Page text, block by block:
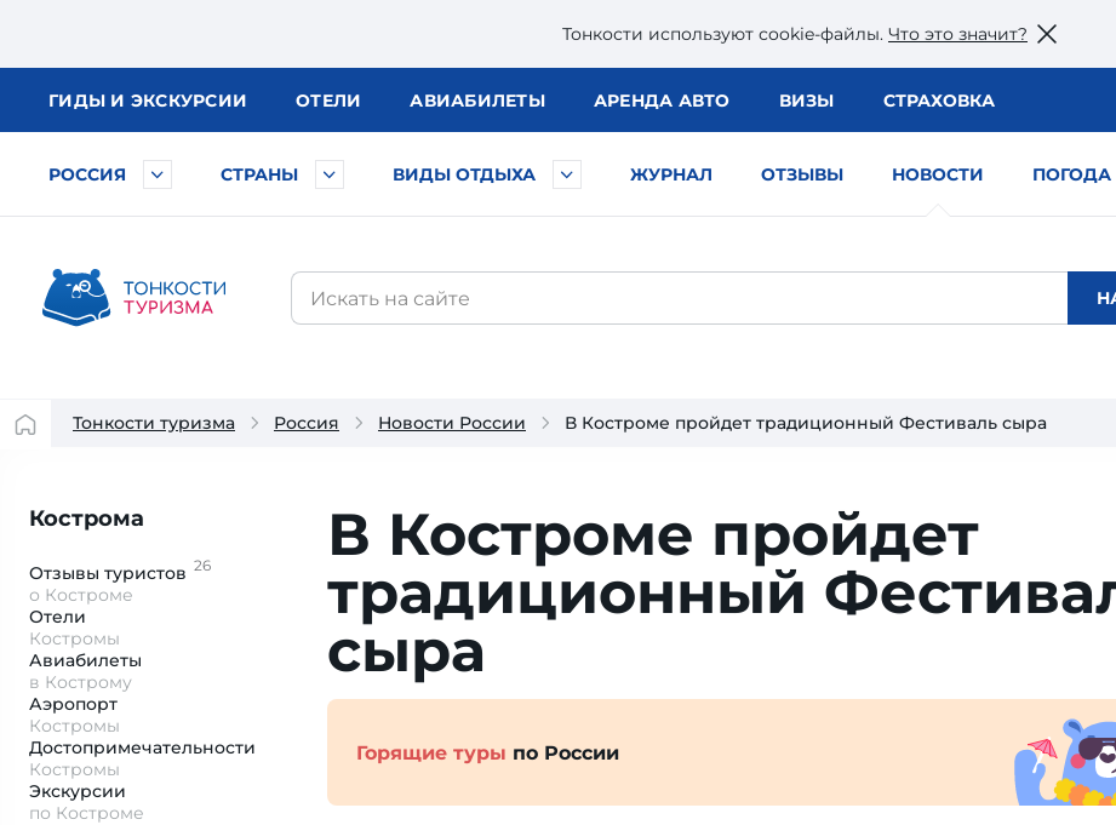
Тонкости используют сookie-файлы. Что это значит?
ГИДЫ И ЭКСКУРСИИ ОТЕЛИ АВИАБИЛЕТЫ АРЕНДА АВТО ВИЗЫ СТРАХОВКА
РОССИЯ СТРАНЫ ВИДЫ ОТДЫХА ЖУРНАЛ ОТЗЫВЫ НОВОСТИ ПОГОДА
Тонкости туризма Россия Новости России В Костроме пройдет традиционный Фестиваль сыра
Кострома
Отзывы туристов 26
о Костроме
Отели
Костромы
Авиабилеты
в Кострому
Аэропорт
Костромы
Достопримеча­тельности
Костромы
Экскурсии
по Костроме
В Костроме пройдет
традицион­ный
сыра
Горящие туры по России